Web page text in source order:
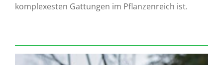
komplexesten Gattungen im Pflanzenreich ist.